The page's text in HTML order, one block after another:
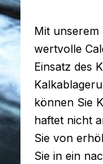
Mit unserem
wertvolle
Einsatz des
können Sie
haftet nicht
Sie von
Sie in ein